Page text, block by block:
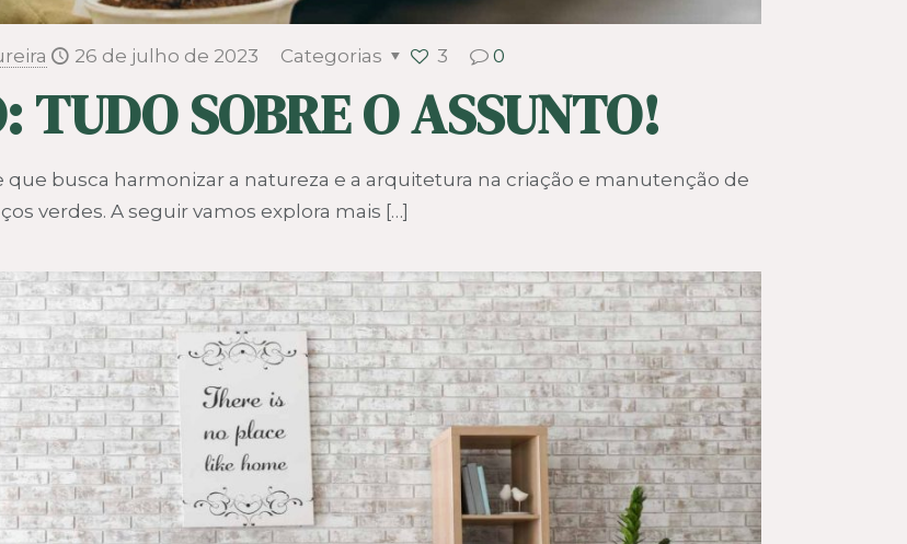
26 de julho de 2023 Categorias 3 0
TUDO SOBRE O ASSUNTO!
busca harmonizar a natureza e a arquitetura na criação e manutenção de
verdes. A seguir vamos explora mais […]